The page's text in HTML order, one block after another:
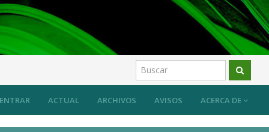
ACTUAL ARCHIVOS AVISOS ACERCA DE
ENTRAR